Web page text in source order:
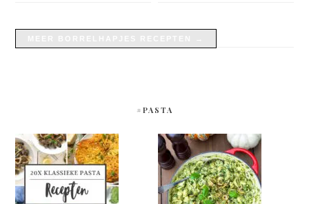
#PASTA